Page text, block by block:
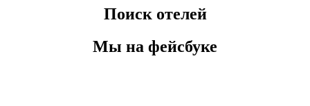
Поиск отелей
Мы на фейсбуке